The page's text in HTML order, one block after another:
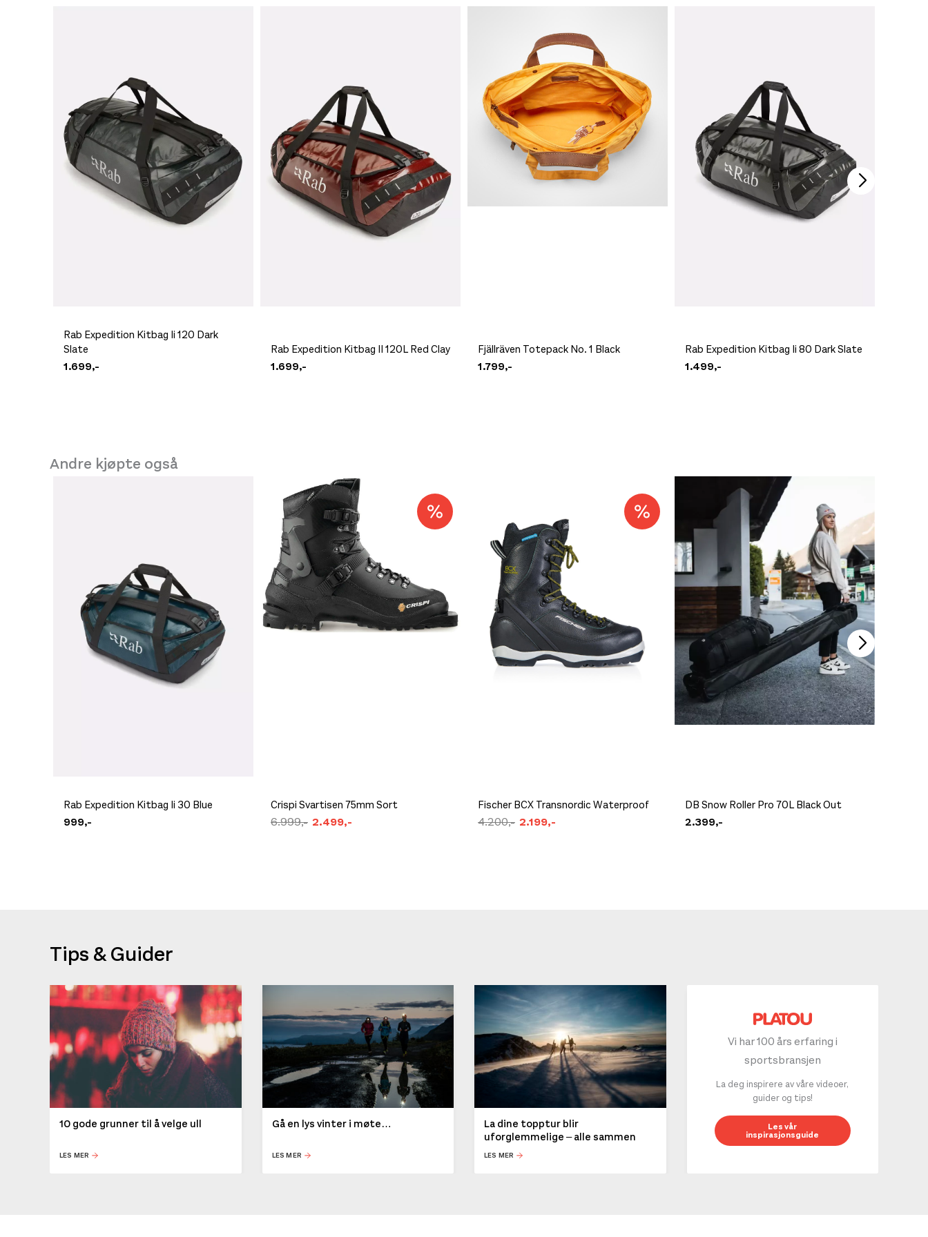
Fabric: Shell – Polyester 600D/1680D/TPE 500D, Lining – Polyester 300D. Size: H48xH90x30cm, 4,30kg
Slitesterke håndtak og hjul
Base og Hugger sekker kan festes på med hjelp av Hook-up systemet
Lett å håndtere, 4 håndtak
Rab Expedition Kitbag Ii 120 Dark
Slate
1.699,-
Rab Expedition Kitbag II 120L Red Clay
1.699,-
Fjällräven Totepack No. 1 Black
1.799,-
Rab Expedition Kitbag Ii 80 Dark Slate
1.499,-
Andre kjøpte også
Rab Expedition Kitbag Ii 30 Blue
999,-
Crispi Svartisen 75mm Sort
6.999,- 2.499,-
Fischer BCX Transnordic Waterproof
4.200,- 2.199,-
DB Snow Roller Pro 70L Black Out
2.399,-
Tips & Guider
10 gode grunner til å velge ull
LES MER
Gå en lys vinter i møte…
LES MER
La dine topptur blir
uforglemmelige – alle sammen
LES MER
Vi har 100 års erfaring i
sportsbransjen
La deg inspirere av våre videoer,
guider og tips!
Les vår
inspirasjonsguide